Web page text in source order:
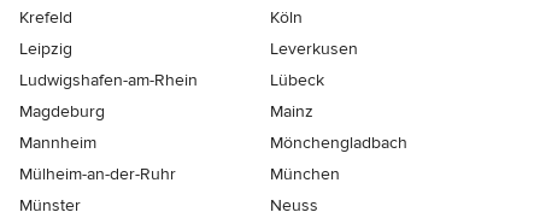
Krefeld
Köln
Leipzig
Leverkusen
Ludwigshafen-am-Rhein
Lübeck
Magdeburg
Mainz
Mannheim
Mönchen­gladbach
Mülheim-an-der-Ruhr
München
Münster
Neuss